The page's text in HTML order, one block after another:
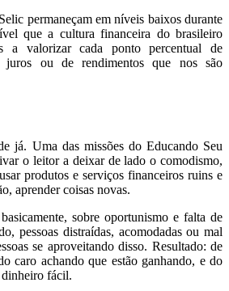
permaneçam em níveis baixos durante
que a cultura financeira do brasileiro
a valorizar cada ponto percentual de
juros ou de rendimentos que nos são
já. Uma das missões do Educando Seu
o leitor a deixar de lado o comodismo,
produtos e serviços financeiros ruins e
aprender coisas novas.
sobre oportunismo e falta de
pessoas distraídas, acomodadas ou mal
se aproveitando disso. Resultado: de
caro achando que estão ganhando, e do
dinheiro fácil.